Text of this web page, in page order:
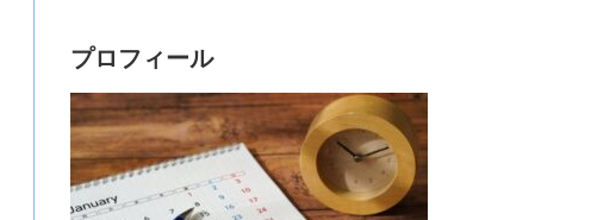
プロフィール